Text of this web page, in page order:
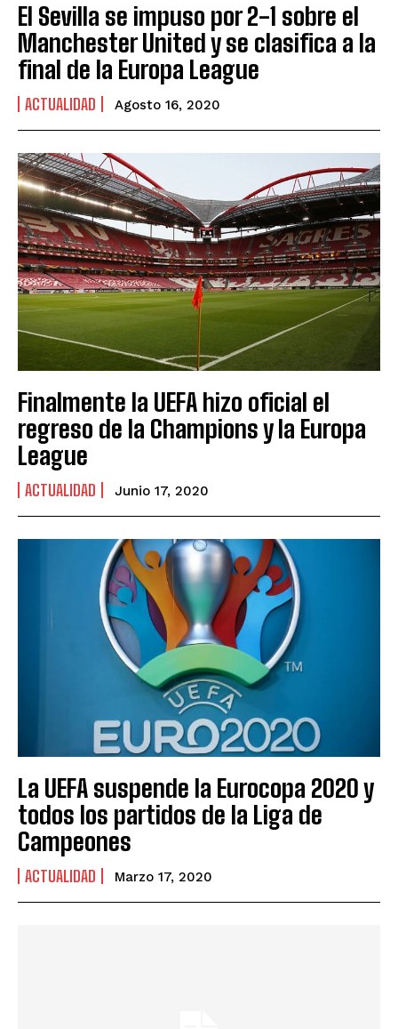
El Sevilla se impuso por 2-1 sobre el
Manchester United y se clasifica a la
final de la Europa League
ACTUALIDAD Agosto 16, 2020
Finalmente la UEFA hizo oficial el
regreso de la Champions y la Europa
League
ACTUALIDAD Junio 17, 2020
La UEFA suspende la Eurocopa 2020 y
todos los partidos de la Liga de
Campeones
ACTUALIDAD Marzo 17, 2020